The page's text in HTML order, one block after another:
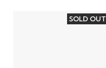
SOLD OUT